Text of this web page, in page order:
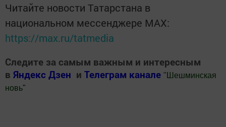
Читайте новости Татарстана в
национальном мессенджере MАХ:
https://max.ru/tatmedia
Следите за самым важным и интересным
в Яндекс Дзен и Телеграм канале " Шешминская
новь"